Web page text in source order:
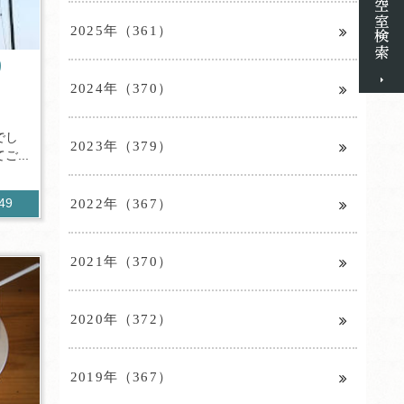
し
...
2025年（361）
2024年（370）
2023年（379）
2022年（367）
2021年（370）
2020年（372）
2019年（367）